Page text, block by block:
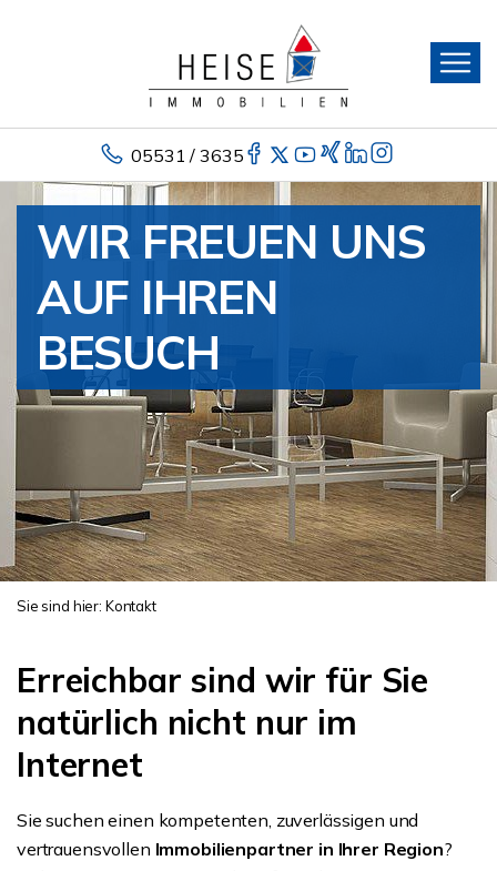
05531 / 3635
WIR FREUEN UNS
AUF IHREN
BESUCH
Sie sind hier: Kontakt
Erreichbar sind wir für Sie
natürlich nicht nur im
Internet
Sie suchen einen kompetenten, zuverlässigen und
vertrauensvollen Immobilienpartner in Ihrer Region?